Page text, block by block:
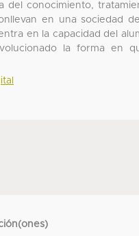
del conocimiento,
en una sociedad
en la capacidad del
la forma en